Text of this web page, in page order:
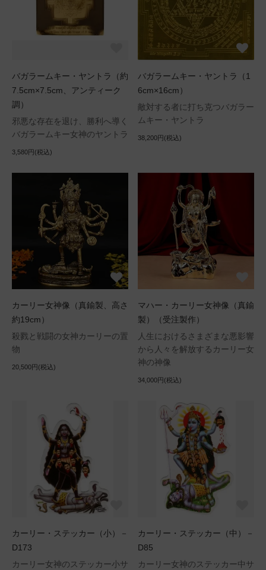
バガラームキー・ヤントラ（約
7.5cm×7.5cm、アンティーク
調）
邪悪な存在を退け、勝利へ導く
バガラームキー女神のヤントラ
3,580円(税込)
バガラームキー・ヤントラ（1
6cm×16cm）
敵対する者に打ち克つバガラー
ムキー・ヤントラ
38,200円(税込)
カーリー女神像（真鍮製、高さ
約19cm）
殺戮と戦闘の女神カーリーの置
物
20,500円(税込)
マハー・カーリー女神像（真鍮
製）（受注製作）
人生におけるさまざまな悪影響
から人々を解放するカーリー女
神の神像
34,000円(税込)
カーリー・ステッカー（小）－
D173
カーリー女神のステッカー小サ
カーリー・ステッカー（中）－
D85
カーリー女神のステッカー中サ